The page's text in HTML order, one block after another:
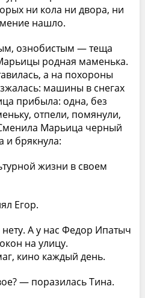
ни кола ни двора, ни
нашло.
ознобистым — теща
родная маменька.
а на похороны
машины в снегах
прибыла: одна, без
отпели, помянули,
Марьица черный
и брякнула:
жизни в своем
Егор.
А у нас Федор Ипатыч
на улицу.
кино каждый день.
— поразилась Тина.